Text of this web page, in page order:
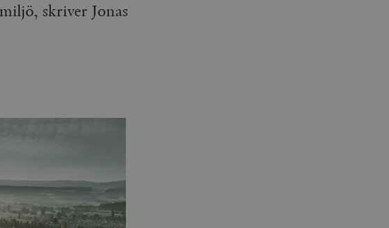
skriver Jonas